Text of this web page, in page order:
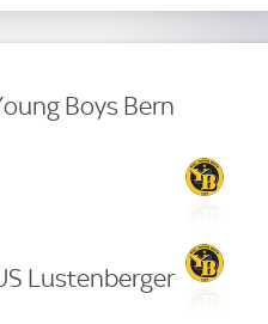
Boys Bern
Lustenberger